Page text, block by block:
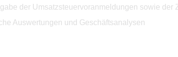
der Umsatzsteuervoranmeldungen sowie der
Auswertungen und Geschäftsanalysen